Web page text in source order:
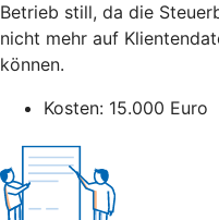
Betrieb still, da die
nicht mehr auf
können.
Kosten: 15.000 Euro